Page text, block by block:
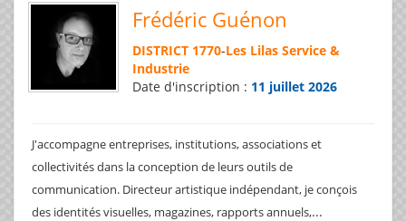
Frédéric Guénon
DISTRICT 1770-Les Lilas Service &
Industrie
Date d'inscription : 11 juillet 2026
J'accompagne entreprises, institutions, associations et
collectivités dans la conception de leurs outils de
communication. Directeur artistique indépendant, je conçois
des identités visuelles, magazines, rapports annuels,...